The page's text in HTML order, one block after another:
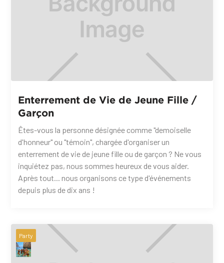
Enterrement de Vie de Jeune Fille /
Garçon
Êtes-vous la personne désignée comme "demoiselle
d'honneur" ou "témoin", chargée d'organiser un
enterrement de vie de jeune fille ou de garçon ? Ne vous
inquiétez pas, nous sommes heureux de vous aider.
Après tout... nous organisons ce type d'événements
depuis plus de dix ans !
Party